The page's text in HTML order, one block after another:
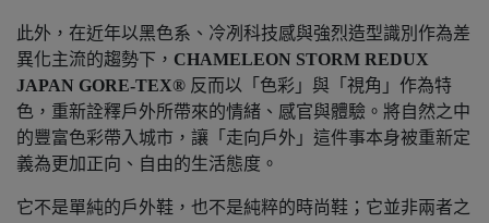
此外，在近年以黑色系、冷冽科技感與強烈造型識別作為差
異化主流的趨勢下， CHAMELEON STORM REDUX
JAPAN GORE-TEX® 反而以「色彩」與「視角」作為特
色，重新詮釋戶外所帶來的情緒、感官與體驗。將自然之中
的豐富色彩帶入城市，讓「走向戶外」這件事本身被重新定
義為更加正向、自由的生活態度。
它不是單純的戶外鞋，也不是純粹的時尚鞋；它並非兩者之